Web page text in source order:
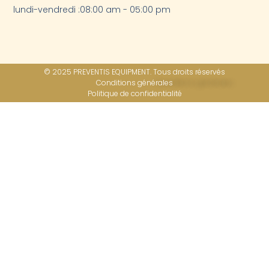
lundi-vendredi :08:00 am - 05:00 pm
© 2025 PREVENTIS EQUIPMENT. Tous droits réservés
Conditions générales
Politique de confidentialité​